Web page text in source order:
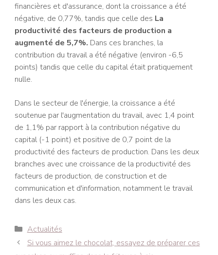
financières et d'assurance, dont la croissance a été
négative, de 0,77%, tandis que celle des La
productivité des facteurs de production a
augmenté de 5,7%. Dans ces branches, la
contribution du travail a été négative (environ -6,5
points) tandis que celle du capital était pratiquement
nulle.
Dans le secteur de l'énergie, la croissance a été
soutenue par l'augmentation du travail, avec 1,4 point
de 1,1% par rapport à la contribution négative du
capital (-1 point) et positive de 0,7 point de la
productivité des facteurs de production. Dans les deux
branches avec une croissance de la productivité des
facteurs de production, de construction et de
communication et d'information, notamment le travail
dans les deux cas.
Catégories
Actualités
Navigation
Si vous aimez le chocolat, essayez de préparer ces